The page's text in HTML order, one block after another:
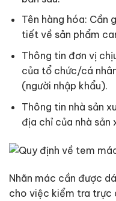
Tên hàng hóa: Cần
tiết về sản phẩm
Thông tin đơn vị
của tổ chức/cá
(người nhập khẩu).
Thông tin nhà sản
địa chỉ của nhà
Nhãn mác cần được
cho việc kiểm tra trực